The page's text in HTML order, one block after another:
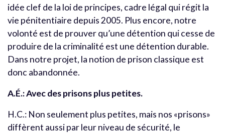
idée clef de la loi de principes, cadre légal qui régit la
vie pénitentiaire depuis 2005. Plus encore, notre
volonté est de prouver qu’une détention qui cesse de
produire de la criminalité est une détention durable.
Dans notre projet, la notion de prison classique est
donc abandonnée.
A.É.: Avec des prisons plus petites.
H.C.: Non seulement plus petites, mais nos «prisons»
diffèrent aussi par leur niveau de sécurité, le